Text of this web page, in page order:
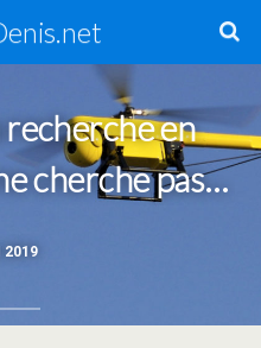
2019
recherche en
cherche pas